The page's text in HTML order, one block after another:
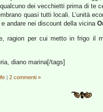
dei vecchietti prima di te
quasi tutti locali. L’unità
andare nei discount della vicina
ragion per cui metto in frigo
diano marina[/tags]
| 2 commenti »